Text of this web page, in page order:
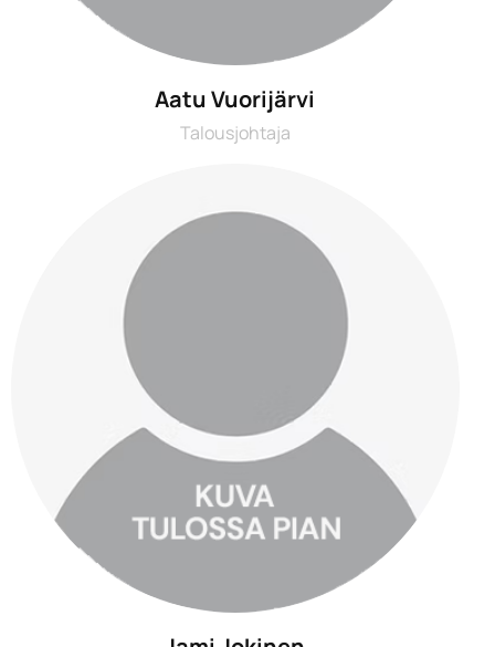
Aatu Vuorijärvi
Talousjohtaja